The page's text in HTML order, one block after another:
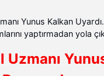
Uzmanı